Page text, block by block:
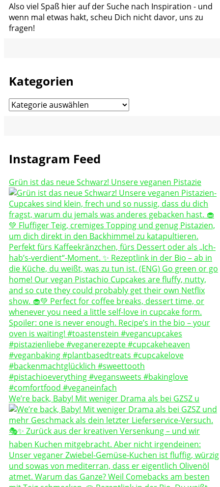
Also viel Spaß hier auf der Suche nach Inspiration - und
wenn mal etwas hakt, scheu Dich nicht davor, uns zu
fragen!
Kategorien
Kategorien
Instagram Feed
Grün ist das neue Schwarz! Unsere veganen Pistazie
We’re back, Baby! Mit weniger Drama als bei GZSZ u